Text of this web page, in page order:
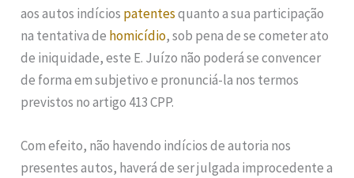
aos autos indícios patentesquanto a sua participação
na tentativa de homicídio, sob pena de se cometer ato
de iniquidade, este E. Juízo não poderá se convencer
de forma em subjetivo e pronunciá-la nos termos
previstos no artigo 413 CPP.
Com efeito, não havendo indícios de autoria nos
presentes autos, haverá de ser julgada improcedente a